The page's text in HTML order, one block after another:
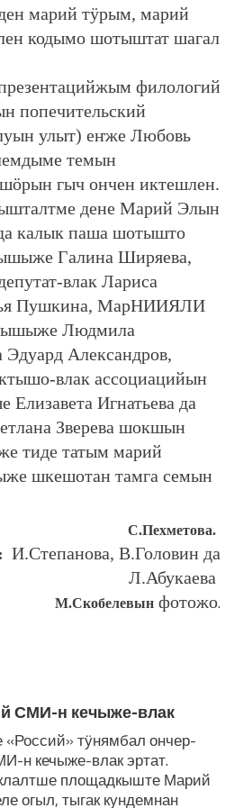
марий тӱрым, марий
кодымо шотыштат шагал
филологий
попечительский
улыт) еҥже Любовь
темын
гыч ончен иктешлен.
дене Марий Элын
калык паша шотышто
Галина Ширяева,
влак Лариса
Пушкина, МарНИИЯЛИ
Людмила
Александров,
влак ассоциацийын
Игнатьева да
Зверева шокшын
тиде татым марий
шкешотан тамга семын
С.Пехметова.
И.Степанова, В.Головин да
Л.Абукаева
М.Скобелевын фотожо.
н кечыже-влак
тӱнямбал ончер-
н кечыже-влак эртат.
площадкыште Марий
огыл, тыгак кундемнан